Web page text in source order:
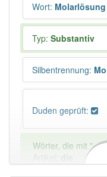
Wort: Molarlösung
Typ: Substantiv
Silbentrennung:
Duden geprüft:
Wörter, die mit "-
Artikel:
die